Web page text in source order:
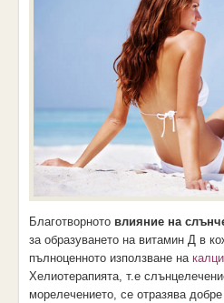
Благотворното влияние на
за образуването на витамин Д в
пълноценното използване на
Хелиотерапията, т.е
морелечението, се отразява